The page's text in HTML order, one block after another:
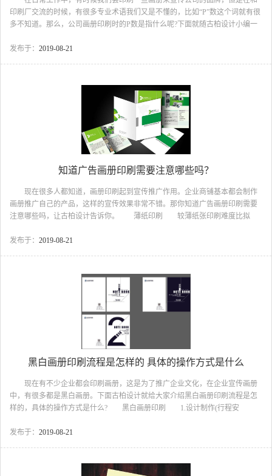
印刷厂交流的时候，有很多专业术语我们又是不懂的，比如“P”数这个词就有很
多不知道。那么，公司画册印刷时的P数是指什么呢?下面就随古柏设计小编一
个展示平台，可以是企业，也可以是个人，都可以成为画册的拥有者。一本好
的性)。 画册设计可以用流畅的线条、和谐的图片，或优美文字，组合成一
本富有创意，又具有可读、可赏性的精美画册...
发布于： 2019-08-21
知道广告画册印刷需要注意哪些吗？
现在很多人都知道，画册印刷起到宣传推广作用。企业商铺基本都会制作
画册推广自己的产品，这样的宣传效果非常不错。那你知道广告画册印刷需要
注意哪些吗，让古柏设计告诉你。 薄纸印刷 较薄纸张印刷难度比拟
印刷时适当调理印刷机的速度。 厚纸印刷 250克以上称爲厚纸，厚纸印
大，操作人员最好必需跟踪察看，按消费现场详细状况实践给予妥当处置，防
止形成不用要的损失。 广告画册印刷 印刷油墨 印...
发布于： 2019-08-21
黑白画册印刷流程是怎样的 具体的操作方式是什么
现在有不少企业都会印刷画册，这是为了推广企业文化，在企业宣传画册
中，有很多都是黑白画册。下面古柏设计就给大家介绍黑白画册印刷流程是怎
样的，具体的操作方式是什么? 黑白画册印刷 1.设计制作(行程安
业程序，同时也要安排摄影及插图的绘制，连络各配合厂商协调制作间的行程
稿纸上或以电子稿方式处理完整稿件，并明确指示制版之各项特殊要求的各项
发布于： 2019-08-21